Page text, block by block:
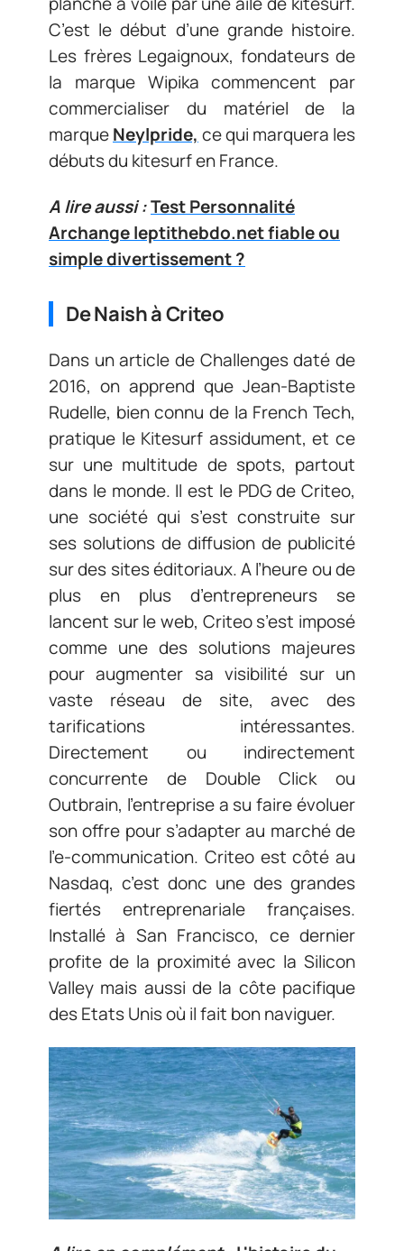
C’est le début d’une grande histoire.
Les frères Legaignoux, fondateurs de
la marque Wipika commencent par
commercialiser du matériel de la
marqueNeylpride, ce qui marquera les
débuts du kitesurf en France.
A lire aussi :Test Personnalité
Archange leptithebdo.net fiable ou
simple divertissement ?
De Naish à Criteo
Dans un article de Challenges daté de
2016, on apprend que Jean-Baptiste
Rudelle, bien connu de la French Tech,
pratique le Kitesurf assidument, et ce
sur une multitude de spots, partout
dans le monde. Il est le PDG de Criteo,
une société qui s’est construite sur
ses solutions de diffusion de publicité
sur des sites éditoriaux. A l’heure ou de
plus en plus d’entrepreneurs se
lancent sur le web, Criteo s’est imposé
comme une des solutions majeures
pour augmenter sa visibilité sur un
vaste réseau de site, avec des
tarifications intéressantes.
Directement ou indirectement
concurrente de Double Click ou
Outbrain, l’entreprise a su faire évoluer
son offre pour s’adapter au marché de
l’e-communication. Criteo est côté au
Nasdaq, c’est donc une des grandes
fiertés entreprenariale françaises.
Installé à San Francisco, ce dernier
profite de la proximité avec la Silicon
Valley mais aussi de la côte pacifique
des Etats Unis où il fait bon naviguer.